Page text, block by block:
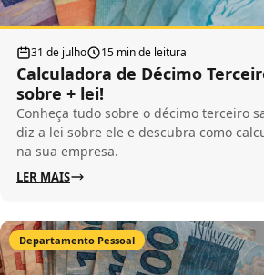
31 de julho 15 min de leitura
Calculadora de Décimo
sobre + lei!
Conheça tudo sobre o décimo terceiro
diz a lei sobre ele e descubra como
na sua empresa.
LER MAIS
Departamento Pessoal